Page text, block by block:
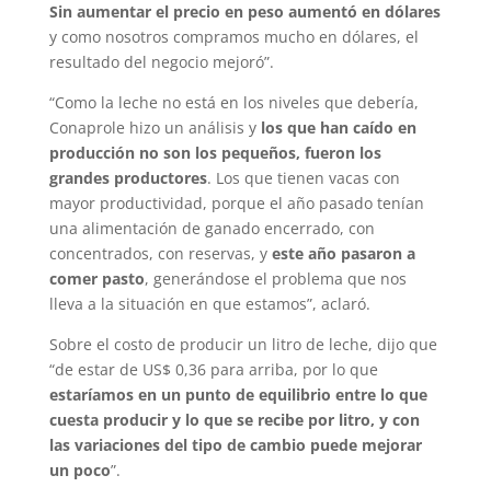
Sin aumentar el precio en peso aumentó en dólares
y como nosotros compramos mucho en dólares, el
resultado del negocio mejoró”.
“Como la leche no está en los niveles que debería,
Conaprole hizo un análisis y los que han caído en
producción no son los pequeños, fueron los
grandes productores. Los que tienen vacas con
mayor productividad, porque el año pasado tenían
una alimentación de ganado encerrado, con
concentrados, con reservas, y este año pasaron a
comer pasto, generándose el problema que nos
lleva a la situación en que estamos”, aclaró.
Sobre el costo de producir un litro de leche, dijo que
“de estar de US$ 0,36 para arriba, por lo que
estaríamos en un punto de equilibrio entre lo que
cuesta producir y lo que se recibe por litro, y con
las variaciones del tipo de cambio puede mejorar
un poco”.